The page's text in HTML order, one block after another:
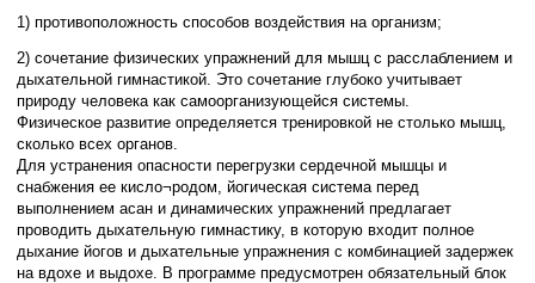
1) противоположность способов воздействия на организм;
2) сочетание физических упражнений для мышц с расслаблением и
дыхательной гимнастикой. Это сочетание глубоко учитывает
природу человека как самоорганизующейся системы.
Физическое развитие определяется тренировкой не столько мышц,
сколько всех органов.
Для устранения опасности перегрузки сердечной мышцы и
снабжения ее кисло¬родом, йогическая система перед
выполнением асан и динамических упражнений предлагает
проводить дыхательную гимнастику, в которую входит полное
дыхание йогов и дыхательные упражнения с комбинацией задержек
на вдохе и выдохе. В программе предусмотрен обязательный блок